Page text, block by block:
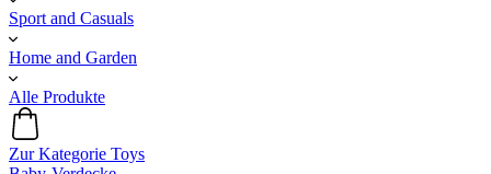
Sport and Casuals
Home and Garden
Alle Produkte
Zur Kategorie Toys